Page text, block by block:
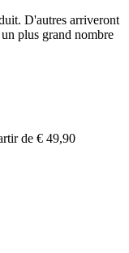
D'autres arriveront
plus grand nombre
de € 49,90